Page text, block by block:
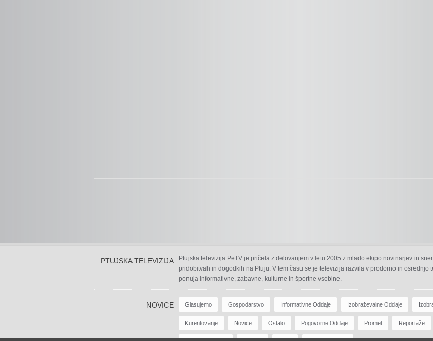
PTUJSKA TELEVIZIJA
Ptujska televizija PeTV je pričela z delovanjem v letu 2005 z mlado ekipo novinarjev in
pridobitvah in dogodkih na Ptuju. V tem času se je televizija razvila v prodorno in
ponuja informativne, zabavne, kulturne in športne vsebine.
NOVICE Glasujemo Gospodarstvo Informativne Oddaje Izobraževalne Oddaje
Kurentovanje Novice Ostalo Pogovorne Oddaje Promet Reportaže